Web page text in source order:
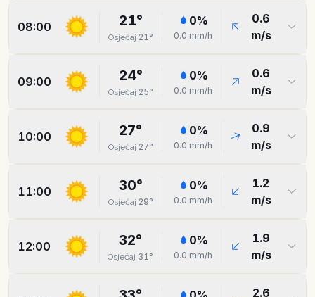
08:00 21°
Osjećaj 21°
0%
0.0 mm/h
0.6
m/s
09:00 24°
Osjećaj 25°
0%
0.0 mm/h
0.6
m/s
10:00 27°
Osjećaj 27°
0%
0.0 mm/h
0.9
m/s
11:00 30°
Osjećaj 29°
0%
0.0 mm/h
1.2
m/s
12:00 32°
Osjećaj 31°
0%
0.0 mm/h
1.9
m/s
2.6